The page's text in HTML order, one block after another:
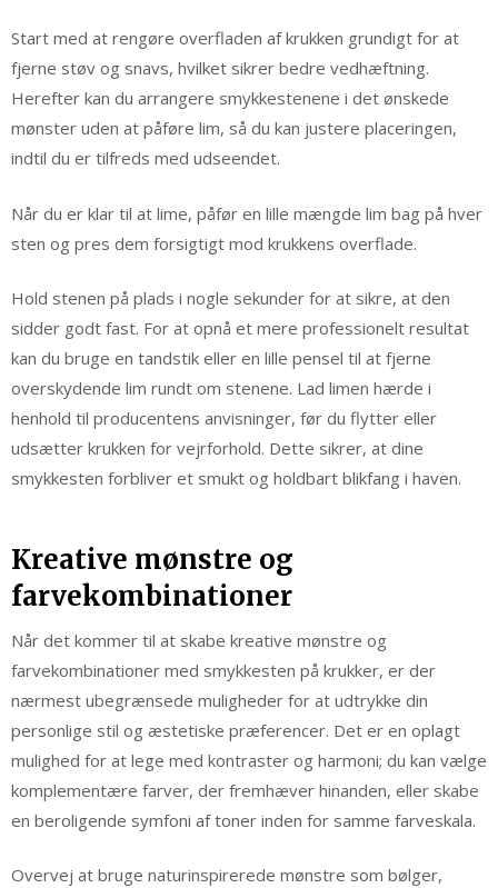
Start med at rengøre overfladen af krukken grundigt for at
fjerne støv og snavs, hvilket sikrer bedre vedhæftning.
Herefter kan du arrangere smykkestenene i det ønskede
mønster uden at påføre lim, så du kan justere placeringen,
indtil du er tilfreds med udseendet.
Når du er klar til at lime, påfør en lille mængde lim bag på hver
sten og pres dem forsigtigt mod krukkens overflade.
Hold stenen på plads i nogle sekunder for at sikre, at den
sidder godt fast. For at opnå et mere professionelt resultat
kan du bruge en tandstik eller en lille pensel til at fjerne
overskydende lim rundt om stenene. Lad limen hærde i
henhold til producentens anvisninger, før du flytter eller
udsætter krukken for vejrforhold. Dette sikrer, at dine
smykkesten forbliver et smukt og holdbart blikfang i haven.
Kreative mønstre og
farvekombinationer
Når det kommer til at skabe kreative mønstre og
farvekombinationer med smykkesten på krukker, er der
nærmest ubegrænsede muligheder for at udtrykke din
personlige stil og æstetiske præferencer. Det er en oplagt
mulighed for at lege med kontraster og harmoni; du kan vælge
komplementære farver, der fremhæver hinanden, eller skabe
en beroligende symfoni af toner inden for samme farveskala.
Overvej at bruge naturinspirerede mønstre som bølger,